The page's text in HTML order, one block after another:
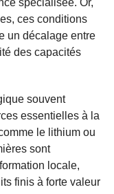
spécialisée. Or,
ces conditions
un décalage entre
des capacités
souvent
essentielles à la
le lithium ou
sont
locale,
finis à forte valeur